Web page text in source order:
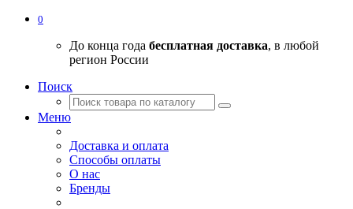
0
До конца года бесплатная доставка, в любой
регион России
Поиск
Меню
Доставка и оплата
Способы оплаты
О нас
Бренды